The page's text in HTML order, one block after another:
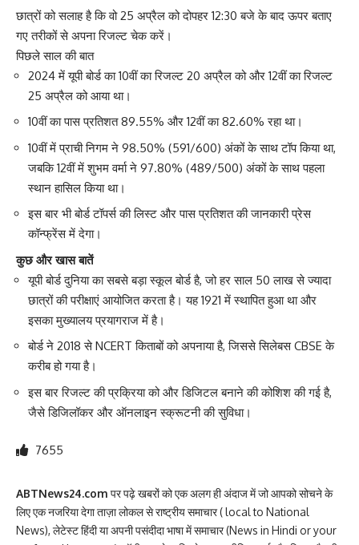
छात्रों को सलाह है कि वो 25 अप्रैल को दोपहर 12:30 बजे के बाद ऊपर बताए
गए तरीकों से अपना रिजल्ट चेक करें।
पिछले साल की बात
2024 में यूपी बोर्ड का 10वीं का रिजल्ट 20 अप्रैल को और 12वीं का रिजल्ट
25 अप्रैल को आया था।
10वीं का पास प्रतिशत 89.55% और 12वीं का 82.60% रहा था।
10वीं में प्राची निगम ने 98.50% (591/600) अंकों के साथ टॉप किया था,
जबकि 12वीं में शुभम वर्मा ने 97.80% (489/500) अंकों के साथ पहला
स्थान हासिल किया था।
इस बार भी बोर्ड टॉपर्स की लिस्ट और पास प्रतिशत की जानकारी प्रेस
कॉन्फ्रेंस में देगा।
कुछ और खास बातें
यूपी बोर्ड दुनिया का सबसे बड़ा स्कूल बोर्ड है, जो हर साल 50 लाख से ज्यादा
छात्रों की परीक्षाएं आयोजित करता है। यह 1921 में स्थापित हुआ था और
इसका मुख्यालय प्रयागराज में है।
बोर्ड ने 2018 से NCERT किताबों को अपनाया है, जिससे सिलेबस CBSE के
करीब हो गया है।
इस बार रिजल्ट की प्रक्रिया को और डिजिटल बनाने की कोशिश की गई है,
जैसे डिजिलॉकर और ऑनलाइन स्क्रूटनी की सुविधा।
7655
ABTNews24.com पर पढ़े खबरों को एक अलग ही अंदाज में जो आपको सोचने के
लिए एक नजरिया देगा ताज़ा लोकल से राष्ट्रीय समाचार ( local to National
News), लेटेस्ट हिंदी या अपनी पसंदीदा भाषा में समाचार (News in Hindi or your